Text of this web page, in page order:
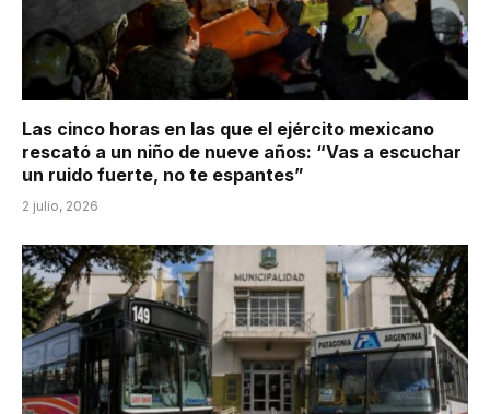
Las cinco horas en las que el ejército mexicano
rescató a un niño de nueve años: “Vas a escuchar
un ruido fuerte, no te espantes”
2 julio, 2026